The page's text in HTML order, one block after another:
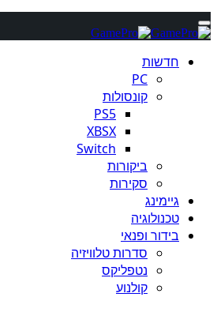
חדשות
PC
קונסולות
PS5
XBSX
Switch
ביקורות
סקירות
גיימינג
טכנולוגיה
בידור ופנאי
סדרות טלוויזיה
נטפליקס
קולנוע